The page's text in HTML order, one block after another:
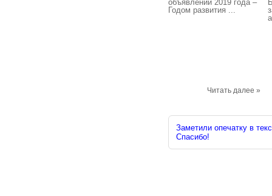
объявлении 2019 года –
Годом развития ...
Читать далее »
Заметили опечатку в
Спасибо!